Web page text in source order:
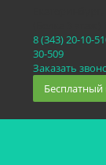
8 (343) 20-10-
30-509
Заказать